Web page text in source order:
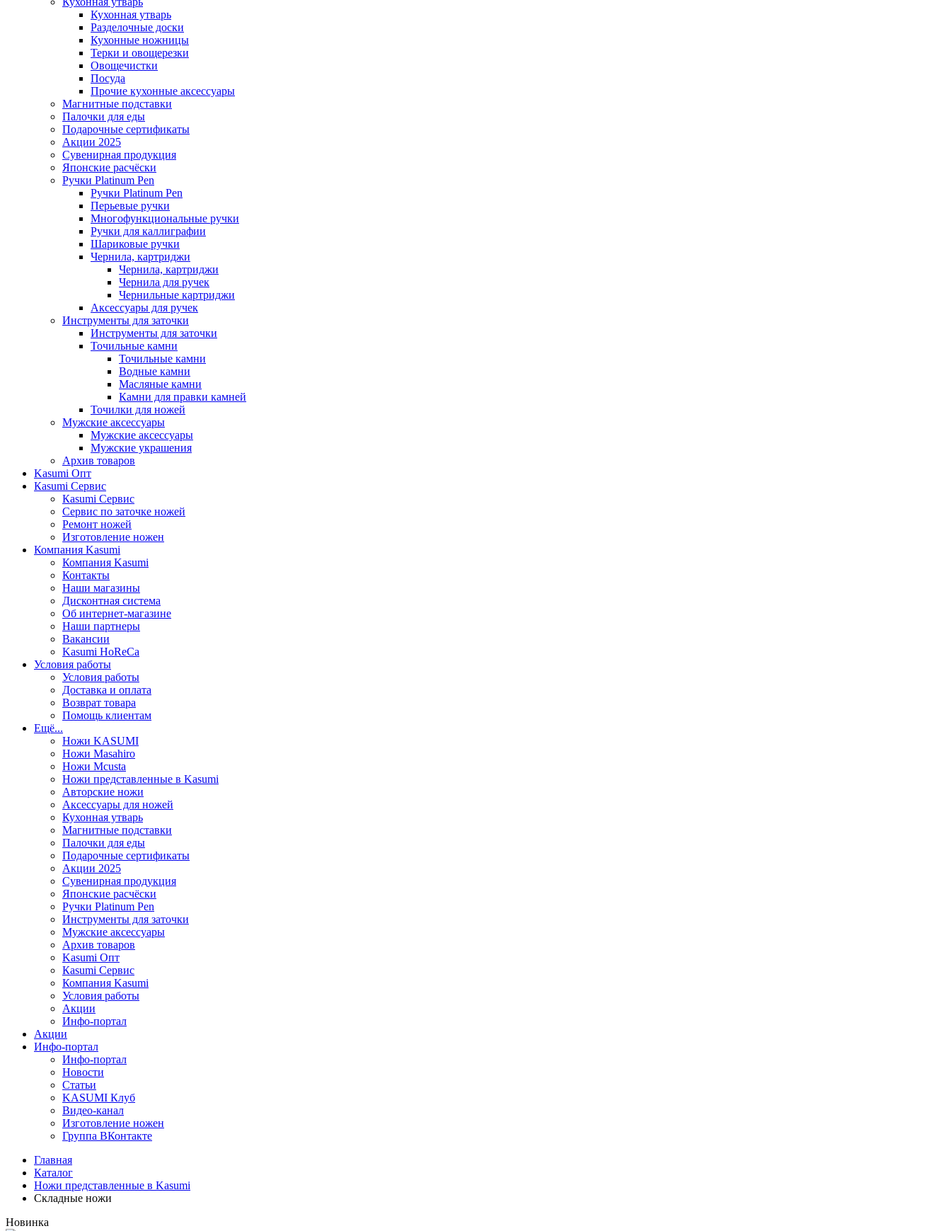
Кухонная утварь
Разделочные доски
Кухонные ножницы
Терки и овощерезки
Овощечистки
Посуда
Прочие кухонные аксессуары
Магнитные подставки
Палочки для еды
Подарочные сертификаты
Акции 2025
Сувенирная продукция
Японские расчёски
Ручки Platinum Pen
Ручки Platinum Pen
Перьевые ручки
Многофункциональные ручки
Ручки для каллиграфии
Шариковые ручки
Чернила, картриджи
Чернила, картриджи
Чернила для ручек
Чернильные картриджи
Аксессуары для ручек
Инструменты для заточки
Инструменты для заточки
Точильные камни
Точильные камни
Водные камни
Масляные камни
Камни для правки камней
Точилки для ножей
Мужские аксессуары
Мужские аксессуары
Мужские украшения
Архив товаров
Kasumi Опт
Кasumi Сервис
Кasumi Сервис
Сервис по заточке ножей
Ремонт ножей
Изготовление ножен
Компания Kasumi
Компания Kasumi
Контакты
Наши магазины
Дисконтная система
Об интернет-магазине
Наши партнеры
Вакансии
Kasumi HoReCa
Условия работы
Условия работы
Доставка и оплата
Возврат товара
Помощь клиентам
Ещё...
Ножи KASUMI
Ножи Masahiro
Ножи Mcusta
Ножи представленные в Kasumi
Авторские ножи
Аксессуары для ножей
Кухонная утварь
Магнитные подставки
Палочки для еды
Подарочные сертификаты
Акции 2025
Сувенирная продукция
Японские расчёски
Ручки Platinum Pen
Инструменты для заточки
Мужские аксессуары
Архив товаров
Kasumi Опт
Кasumi Сервис
Компания Kasumi
Условия работы
Акции
Инфо-портал
Акции
Инфо-портал
Инфо-портал
Новости
Статьи
KASUMI Клуб
Видео-канал
Изготовление ножен
Группа ВКонтакте
Главная
Каталог
Ножи представленные в Kasumi
Складные ножи
Новинка